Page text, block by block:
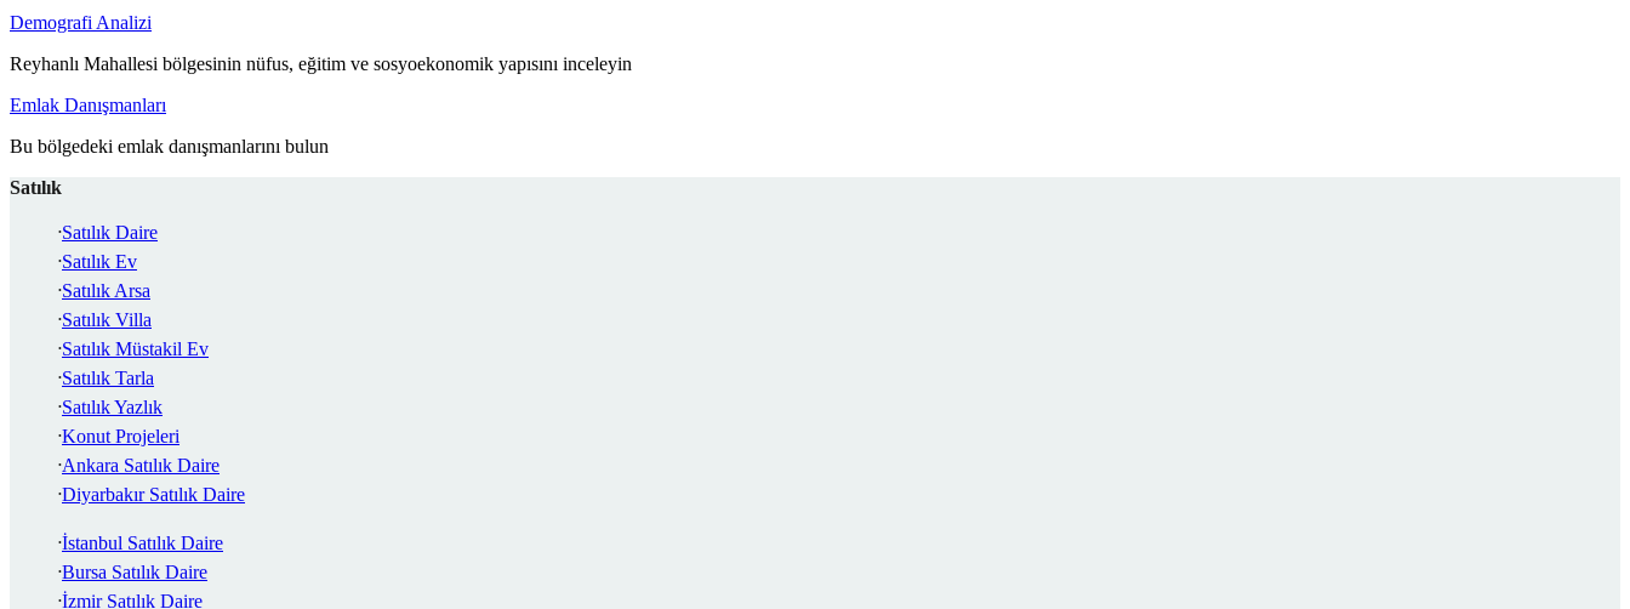
Demografi Analizi
Reyhanlı Mahallesi bölgesinin nüfus, eğitim ve sosyoekonomik yapısını inceleyin
Emlak Danışmanları
Bu bölgedeki emlak danışmanlarını bulun
Satılık
Satılık Daire
Satılık Ev
Satılık Arsa
Satılık Villa
Satılık Müstakil Ev
Satılık Tarla
Satılık Yazlık
Konut Projeleri
Ankara Satılık Daire
Diyarbakır Satılık Daire
İstanbul Satılık Daire
Bursa Satılık Daire
İzmir Satılık Daire